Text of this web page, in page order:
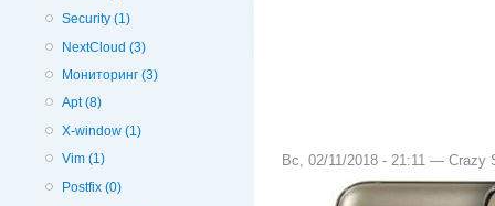
Security (1)
NextCloud (3)
Мониторинг (3)
Apt (8)
X-window (1)
Vim (1)
Postfix (0)
Вс, 02/11/2018 - 21:11 — Crazy